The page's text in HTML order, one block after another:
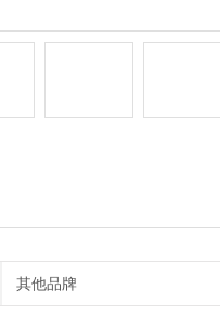
其他品牌